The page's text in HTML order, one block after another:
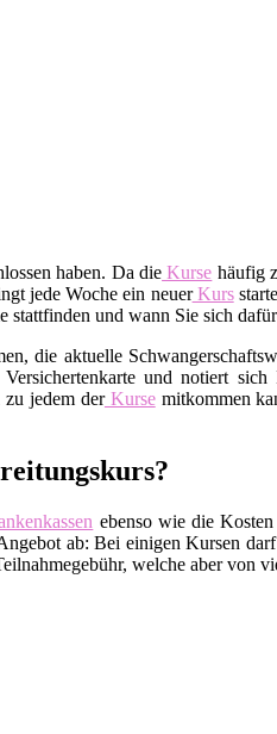
haben. Da die Kurse häufig
jede Woche ein neuerKurs
und wann Sie sich
die aktuelle
und notiert
zu jedem derKursemitkommen
ebenso wie die
ab: Bei einigen Kursen
welche aber von